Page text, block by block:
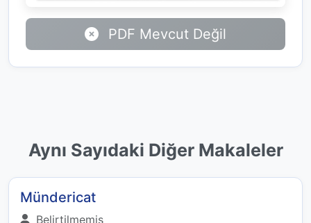
PDF Mevcut Değil
Aynı Sayıdaki Diğer Makaleler
Mündericat
Belirtilmemiş